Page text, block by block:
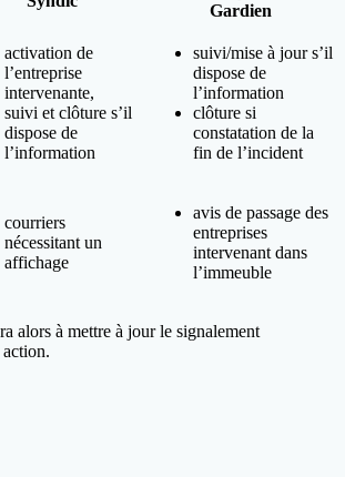
Gardien
activation de
l’entreprise
intervenante,
suivi et clôture s’il
dispose de
l’information
suivi/mise à jour s’il
dispose de
l’information
clôture si
constatation de la
fin de l’incident
courriers
nécessitant un
affichage
avis de passage des
entreprises
intervenant dans
l’immeuble
alors à mettre à jour le signalement